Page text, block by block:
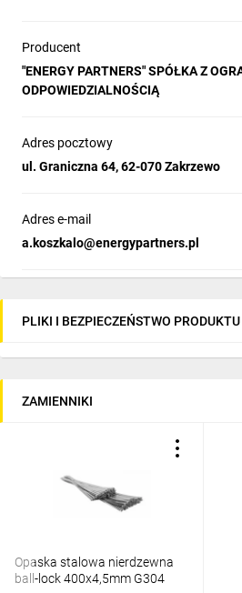
Producent
"ENERGY PARTNERS" SPÓŁKA Z
ODPOWIEDZIALNOŚCIĄ
Adres pocztowy
ul. Graniczna 64, 62-070 Zakrzewo
Adres e-mail
a.koszkalo@energypartners.pl
PLIKI I BEZPIECZEŃSTWO PRODUKTU
ZAMIENNIKI
Opaska stalowa nierdzewna
ball-lock 400x4,5mm G304